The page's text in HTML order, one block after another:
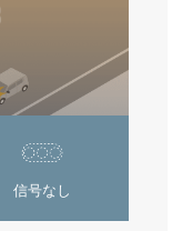
信号なし